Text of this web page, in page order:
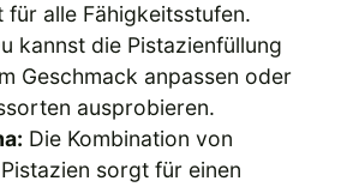
alle Fähigkeitsstufen.
kannst die Pistazienfüllung
Geschmack anpassen oder
ausprobieren.
Die Kombination von
sorgt für einen